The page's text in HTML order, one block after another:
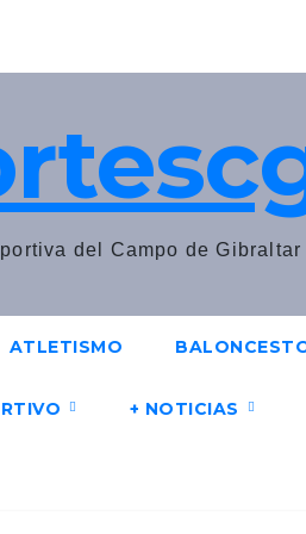
del Campo de Gibraltar
ATLETISMO
+ NOTICIAS